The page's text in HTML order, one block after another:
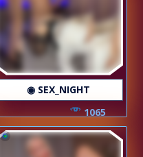
◉ SEX_NIGHT
1065